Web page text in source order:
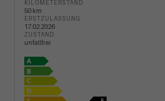
KILOMETERSTAND
50 km
ERSTZULASSUNG
17.02.2026
ZUSTAND
unfallfrei